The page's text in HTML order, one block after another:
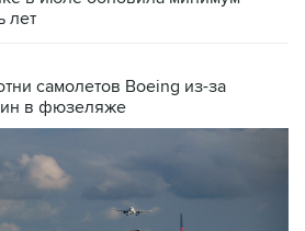
лет
самолетов Boeing из-за
в фюзеляже